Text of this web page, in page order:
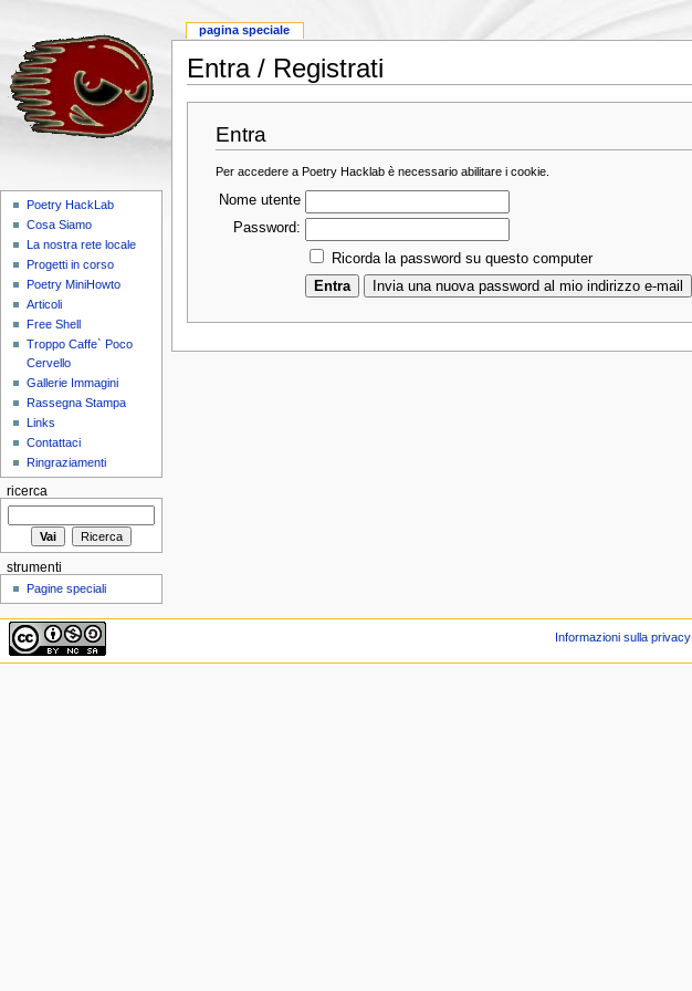
Entra / Registrati
Entra
Per accedere a Poetry Hacklab è necessario abilitare i cookie.
Nome utente
Password:
Ricorda la password su questo computer
pagina speciale
Poetry HackLab
Cosa Siamo
La nostra rete locale
Progetti in corso
Poetry MiniHowto
Articoli
Free Shell
Troppo Caffe` Poco
Cervello
Gallerie Immagini
Rassegna Stampa
Links
Contattaci
Ringraziamenti
ricerca
strumenti
Pagine speciali
Informazioni sulla privacy